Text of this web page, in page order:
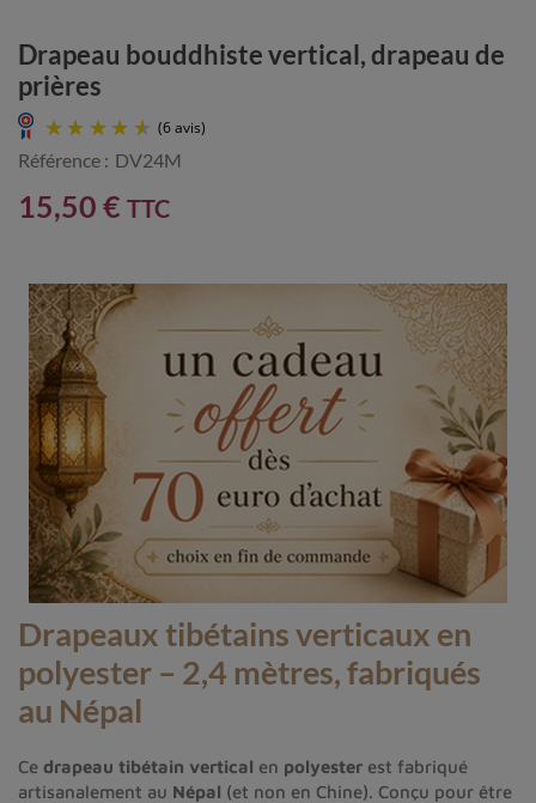
Drapeau bouddhiste vertical, drapeau de
prières
(6 avis)
Référence : DV24M
15,50 € TTC
Drapeaux tibétains verticaux en
polyester – 2,4 mètres, fabriqués
au Népal
Ce drapeau tibétain vertical en polyester est fabriqué
artisanalement au Népal (et non en Chine). Conçu pour être